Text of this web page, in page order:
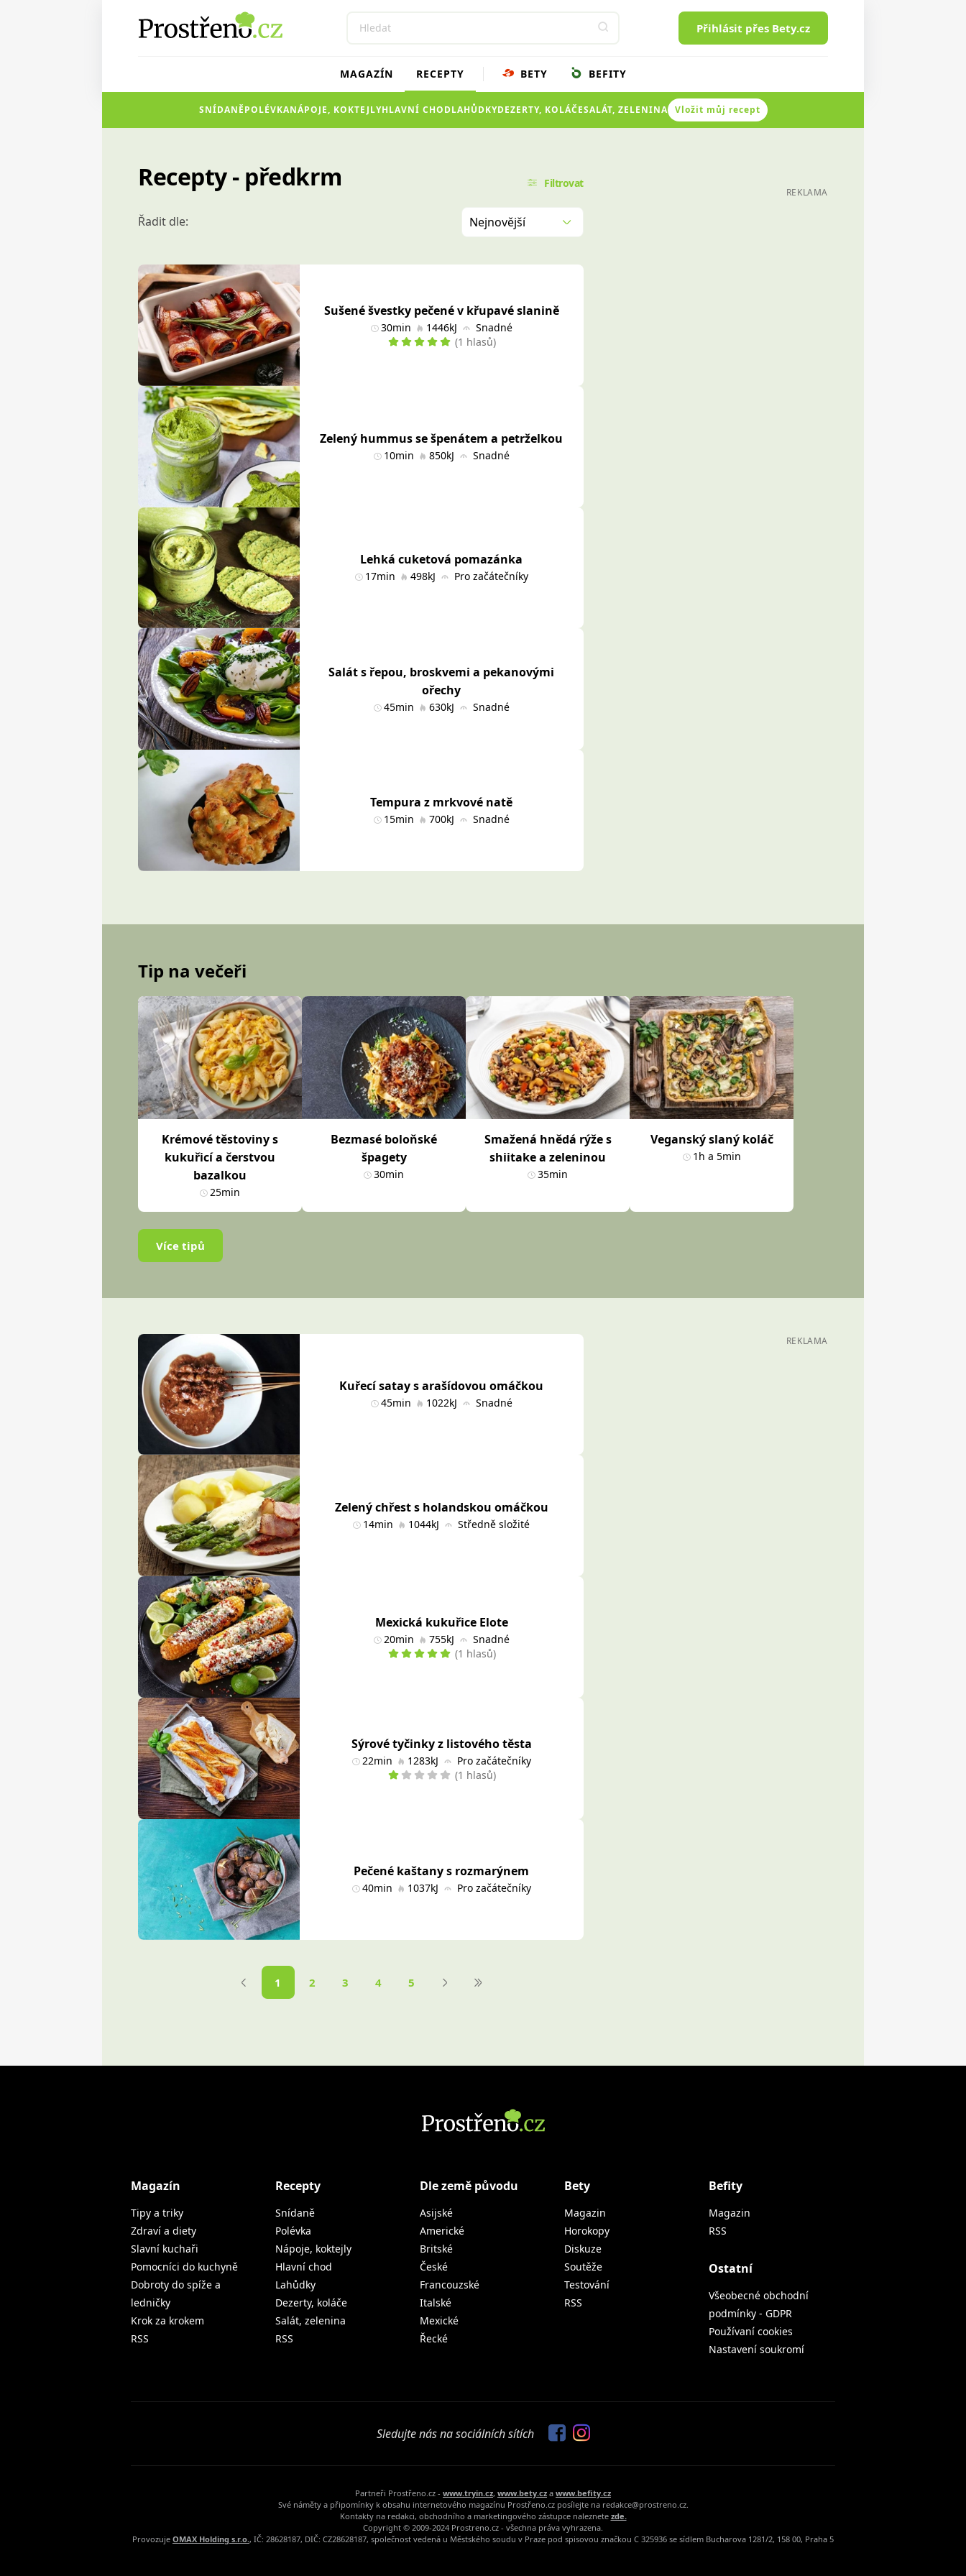
Přihlásit přes Bety.cz
MAGAZÍN RECEPTY BETY BEFITY
SNÍDANĚPOLÉVKANÁPOJE, KOKTEJLYHLAVNÍ CHODLAHŮDKYDEZERTY, KOLÁČESALÁT, ZELENINA Vložit můj recept
Recepty - předkrm Filtrovat
Řadit dle: Nejnovější
Sušené švestky pečené v křupavé slanině
30min 1446kJ
Snadné
(1 hlasů)
Zelený hummus se špenátem a petrželkou
10min 850kJ Snadné
Lehká cuketová pomazánka
17min 498kJ Pro začátečníky
Salát s řepou, broskvemi a pekanovými
ořechy
45min 630kJ Snadné
Tempura z mrkvové natě
15min 700kJ Snadné
REKLAMA
Tip na večeři
Krémové těstoviny s
kukuřicí a čerstvou
bazalkou
25min
Bezmasé boloňské
špagety
30min
Smažená hnědá rýže s
shiitake a zeleninou
35min
Veganský slaný koláč
1h a 5min
Více tipů
Kuřecí satay s arašídovou omáčkou
45min 1022kJ Snadné
Zelený chřest s holandskou omáčkou
14min 1044kJ Středně složité
Mexická kukuřice Elote
20min 755kJ
Snadné
(1 hlasů)
Sýrové tyčinky z listového těsta
22min 1283kJ
Pro začátečníky
(1 hlasů)
Pečené kaštany s rozmarýnem
40min 1037kJ Pro začátečníky
1 2 3 4 5
REKLAMA
Magazín
Tipy a triky
Zdraví a diety
Slavní kuchaři
Pomocníci do kuchyně
Dobroty do spíže a
ledničky
Krok za krokem
RSS
Recepty
Snídaně
Polévka
Nápoje, koktejly
Hlavní chod
Lahůdky
Dezerty, koláče
Salát, zelenina
RSS
Dle země původu
Asijské
Americké
Britské
České
Francouzské
Italské
Mexické
Řecké
Bety
Magazin
Horokopy
Diskuze
Soutěže
Testování
RSS
Befity
Magazin
RSS
Ostatní
Všeobecné obchodní
podmínky - GDPR
Používaní cookies
Nastavení soukromí
Sledujte nás na sociálních sítích
Partneři Prostřeno.cz - www.tryin.cz, www.bety.cz a www.befity.cz
Své náměty a připomínky k obsahu internetového magazínu Prostřeno.cz posílejte na redakce@prostreno.cz.
Kontakty na redakci, obchodního a marketingového zástupce naleznete zde.
Copyright © 2009-2024 Prostreno.cz - všechna práva vyhrazena.
Provozuje OMAX Holding s.r.o., IČ: 28628187, DIČ: CZ28628187, společnost vedená u Městského soudu v Praze pod spisovou značkou C 325936 se sídlem Bucharova 1281/2, 158 00, Praha 5